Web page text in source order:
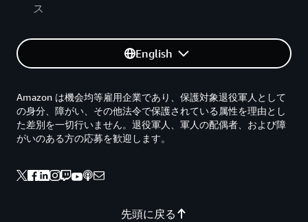
ス
English
先頭に戻る
Amazon は機会均等雇用企業であり、保護対象退役軍人として
の身分、障がい、その他法令で保護されている属性を理由とし
た差別を一切行いません。退役軍人、軍人の配偶者、および障
がいのある方の応募を歓迎します。